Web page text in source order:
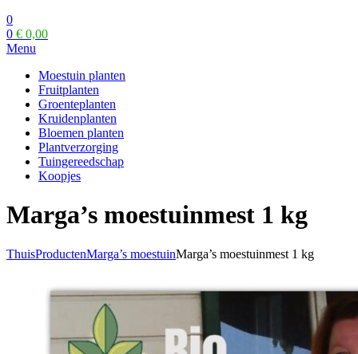
0
0 € 0,00
Menu
Moestuin planten
Fruitplanten
Groenteplanten
Kruidenplanten
Bloemen planten
Plantverzorging
Tuingereedschap
Koopjes
Marga’s moestuinmest 1 kg
ThuisProductenMarga’s moestuinMarga’s moestuinmest 1 kg